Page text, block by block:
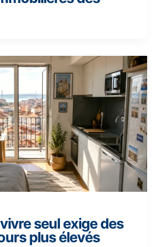
seul exige des
plus élevés